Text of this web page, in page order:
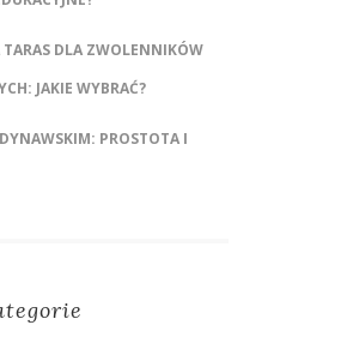
DLA ZWOLENNIKÓW
JAKIE WYBRAĆ?
PROSTOTA I